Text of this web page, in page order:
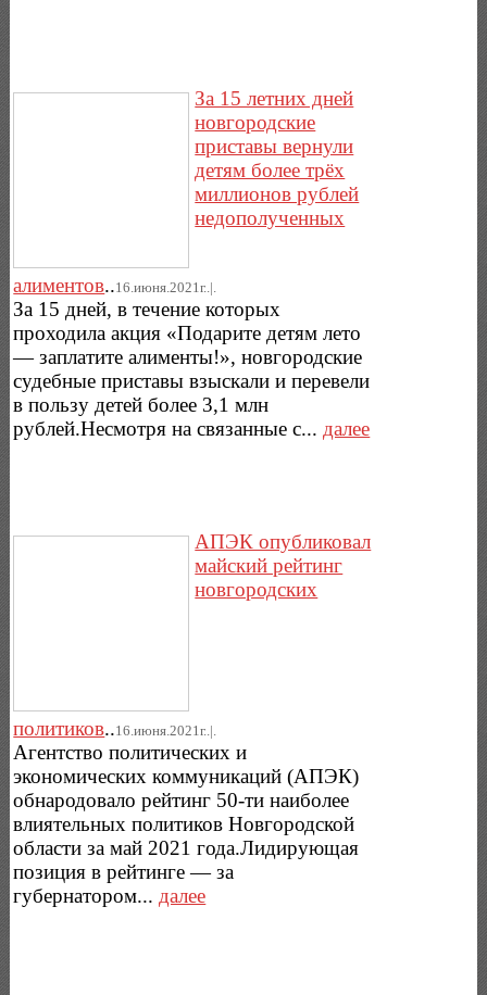
За 15 летних дней
новгородские
приставы вернули
детям более трёх
миллионов рублей
недополученных
алиментов..16.июня.2021г..|.
За 15 дней, в течение которых
проходила акция «Подарите детям лето
— заплатите алименты!», новгородские
судебные приставы взыскали и перевели
в пользу детей более 3,1 млн
рублей.Несмотря на связанные с...далее
АПЭК опубликовал
майский рейтинг
новгородских
политиков..16.июня.2021г..|.
Агентство политических и
экономических коммуникаций (АПЭК)
обнародовало рейтинг 50-ти наиболее
влиятельных политиков Новгородской
области за май 2021 года.Лидирующая
позиция в рейтинге — за
губернатором... далее